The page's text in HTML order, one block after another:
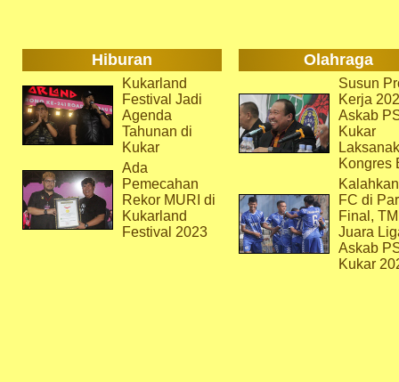
Hiburan Olahraga
Kukarland
Festival Jadi
Agenda
Tahunan di
Kukar
Ada
Pemecahan
Rekor MURI di
Kukarland
Festival 2023
Susun
Kerja
Askab
Kukar
Kongres
FC di
Final,
Juara
Askab
Kukar